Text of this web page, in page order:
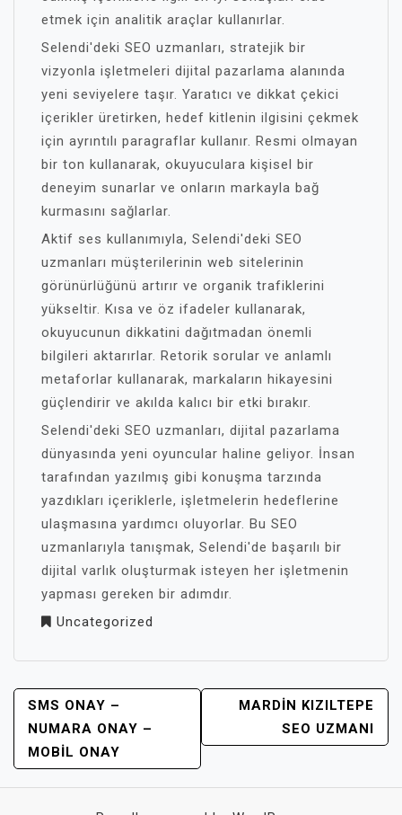
etmek için analitik araçlar kullanırlar.
Selendi'deki SEO uzmanları, stratejik bir
vizyonla işletmeleri dijital pazarlama alanında
yeni seviyelere taşır. Yaratıcı ve dikkat çekici
içerikler üretirken, hedef kitlenin ilgisini çekmek
için ayrıntılı paragraflar kullanır. Resmi olmayan
bir ton kullanarak, okuyuculara kişisel bir
deneyim sunarlar ve onların markayla bağ
kurmasını sağlarlar.
Aktif ses kullanımıyla, Selendi'deki SEO
uzmanları müşterilerinin web sitelerinin
görünürlüğünü artırır ve organik trafiklerini
yükseltir. Kısa ve öz ifadeler kullanarak,
okuyucunun dikkatini dağıtmadan önemli
bilgileri aktarırlar. Retorik sorular ve anlamlı
metaforlar kullanarak, markaların hikayesini
güçlendirir ve akılda kalıcı bir etki bırakır.
Selendi'deki SEO uzmanları, dijital pazarlama
dünyasında yeni oyuncular haline geliyor. İnsan
tarafından yazılmış gibi konuşma tarzında
yazdıkları içeriklerle, işletmelerin hedeflerine
ulaşmasına yardımcı oluyorlar. Bu SEO
uzmanlarıyla tanışmak, Selendi'de başarılı bir
dijital varlık oluşturmak isteyen her işletmenin
yapması gereken bir adımdır.
Uncategorized
YAZI
GEZINMESI
SMS ONAY –
NUMARA ONAY –
MOBIL ONAY
MARDIN KIZILTEPE
SEO UZMANI